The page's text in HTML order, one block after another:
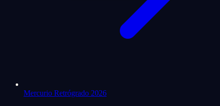
Mercurio Retrógrado 2026